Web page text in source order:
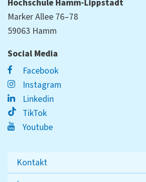
Hochschule Hamm-Lippstadt
Marker Allee 76–78
59063 Hamm
Social Media
Facebook
Instagram
Linkedin
TikTok
Youtube
Kontakt